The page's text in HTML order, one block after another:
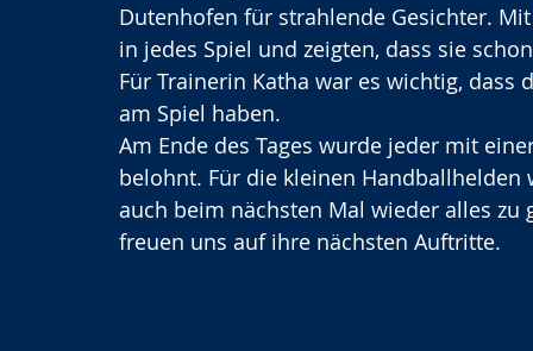
Dutenhofen für strahlende Gesichter.
in jedes Spiel und zeigten, dass sie
Für Trainerin Katha war es wichtig,
am Spiel haben.
Am Ende des Tages wurde jeder mit
belohnt. Für die kleinen
auch beim nächsten Mal wieder alles
freuen uns auf ihre nächsten Auftritte.